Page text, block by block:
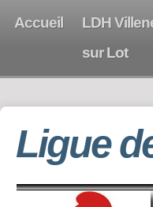
Accueil
LDH
sur Lot
Ligue